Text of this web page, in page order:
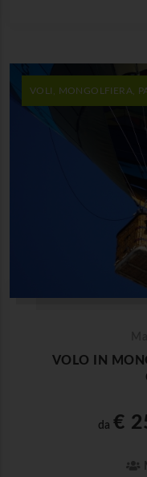
VOLI, MONGOLFIERA,
VOLO IN
da €